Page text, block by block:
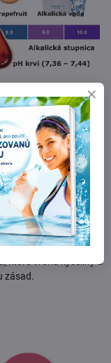
elektrického
sa používajú 2
Pri elektrolýze sa
ktoré tvoria kyseliny a
zásad.